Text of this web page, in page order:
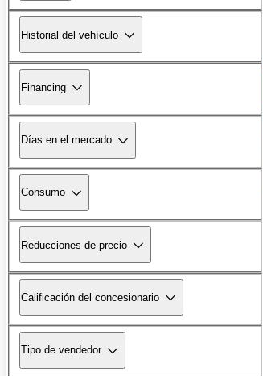
Historial del vehículo
Financing
Días en el mercado
Consumo
Reducciones de precio
Calificación del concesionario
Tipo de vendedor